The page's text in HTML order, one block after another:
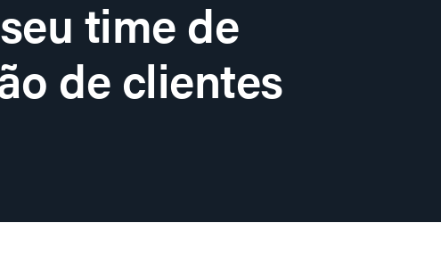
time de
de clientes